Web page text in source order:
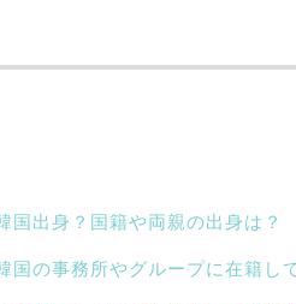
国出身？国籍や両親の出身は？
国の事務所やグループに在籍し